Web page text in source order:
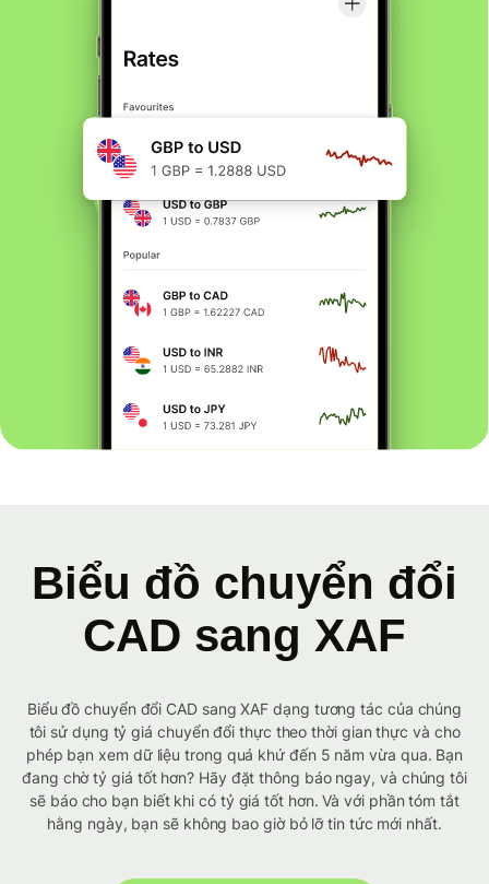
Biểu đồ chuyển đổi
CAD sang XAF
Biểu đồ chuyển đổi CAD sang XAF dạng tương tác của chúng
tôi sử dụng tỷ giá chuyển đổi thực theo thời gian thực và cho
phép bạn xem dữ liệu trong quá khứ đến 5 năm vừa qua. Bạn
đang chờ tỷ giá tốt hơn? Hãy đặt thông báo ngay, và chúng tôi
sẽ báo cho bạn biết khi có tỷ giá tốt hơn. Và với phần tóm tắt
hằng ngày, bạn sẽ không bao giờ bỏ lỡ tin tức mới nhất.